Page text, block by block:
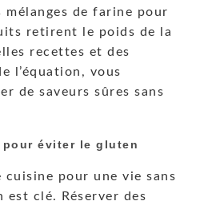
mélanges de farine pour
retirent le poids de la
recettes et des
l’équation, vous
de saveurs sûres sans
éviter le gluten
pour une vie sans
est clé. Réserver des